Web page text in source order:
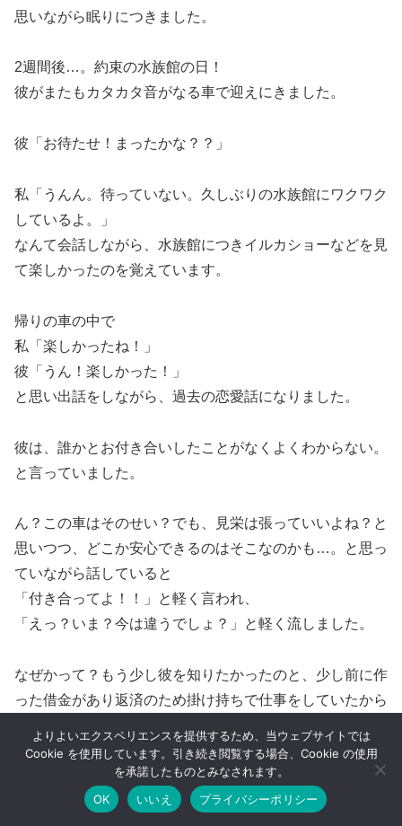
思いながら眠りにつきました。
2週間後…。約束の水族館の日！
彼がまたもカタカタ音がなる車で迎えにきました。
彼「お待たせ！まったかな？？」
私「うんん。待っていない。久しぶりの水族館にワクワク
しているよ。」
なんて会話しながら、水族館につきイルカショーなどを見
て楽しかったのを覚えています。
帰りの車の中で
私「楽しかったね！」
彼「うん！楽しかった！」
と思い出話をしながら、過去の恋愛話になりました。
彼は、誰かとお付き合いしたことがなくよくわからない。
と言っていました。
ん？この車はそのせい？でも、見栄は張っていいよね？と
思いつつ、どこか安心できるのはそこなのかも…。と思っ
ていながら話していると
「付き合ってよ！！」と軽く言われ、
「えっ？いま？今は違うでしょ？」と軽く流しました。
なぜかって？もう少し彼を知りたかったのと、少し前に作
った借金があり返済のため掛け持ちで仕事をしていたから
この人とは付き合いたい！でも、けじめをつけてから…。
と決めていました。
ホーム 検索 トップ
よりよいエクスペリエンスを提供するため、当ウェブサイトでは
Cookie を使用しています。引き続き閲覧する場合、Cookie の使用
を承諾したものとみなされます。
OK
いいえ プライバシーポリシー